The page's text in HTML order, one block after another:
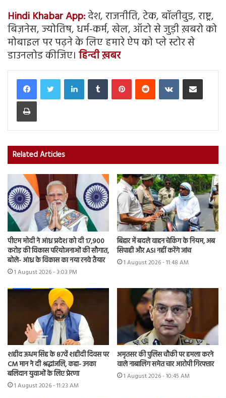
Hindi Khabar App:देश, राजनीति, टेक, बॉलीवुड, राष्ट्र,
बिज़नेस, ज्योतिष, धर्म-कर्म, खेल, ऑटो से जुड़ी ख़बरो को
मोबाइल पर पढ़ने के लिए हमारे ऐप को प्ले स्टोर से
डाउनलोड कीजिए। हिन्दी ख़बर
LinkedInTumblr PinterestReddit VKontakteShare via Email
Print
Related Articles
पीएम मोदी ने आंध्र प्रदेश को दी 17,900
करोड़ की विकास परियोजनाओं की सौगात,
बोले- आंध्र के विकास का नया रनवे तैयार
1 August 2026 - 3:03 PM
बिहार में बदले वाहन चेकिंग के नियम, अब
सिपाही और ASI नहीं करेंगे जांच
1 August 2026 - 11:48 AM
शहीद ऊधम सिंह के 87वें शहीदी दिवस पर
CM मान ने दी श्रद्धांजलि, कहा- उनका
बलिदान युवाओं के लिए प्रेरणा
1 August 2026 - 11:23 AM
अमृतसर की पुलिस चौकी पर हमला करने
वाले नाबालिग समेत चार आरोपी गिरफ्तार
1 August 2026 - 10:45 AM